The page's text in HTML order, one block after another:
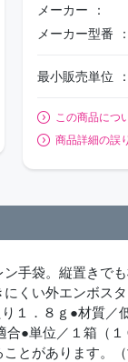
メーカー
メーカー型番
最小販売単位
この商品につ
商品詳細の誤
手袋。縦置きで
くい外エンボス
１．８ｇ●材質
●単位／１箱（１
とがあります。